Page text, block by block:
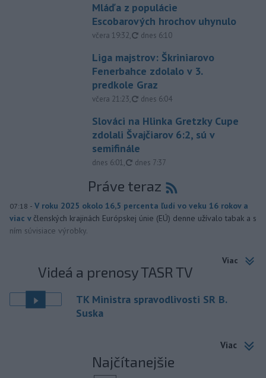
Mláďa z populácie
Escobarových hrochov uhynulo
včera 19:32, aktualizované
dnes 6:10
Liga majstrov: Škriniarovo
Fenerbahce zdolalo v 3.
predkole Graz
včera 21:23, aktualizované
dnes 6:04
Slováci na Hlinka Gretzky Cupe
zdolali Švajčiarov 6:2, sú v
semifinále
dnes 6:01, aktualizované
dnes 7:37
Práve teraz
07:18 - V roku 2025 okolo 16,5 percenta ľudí vo veku 16 rokov a
viac v členských krajinách Európskej únie (EÚ) denne užívalo tabak a s
ním súvisiace výrobky.
Viac
Videá a prenosy TASR TV
TK Ministra spravodlivosti SR B.
Suska
Viac
Najčítanejšie